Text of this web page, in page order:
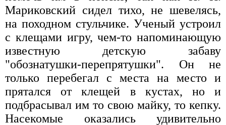
Мариковский сидел тихо, не шевелясь,
на походном стульчике. Ученый устроил
с клещами игру, чем-то напоминающую
известную детскую забаву
"обознатушки-перепрятушки". Он не
только перебегал с места на место и
прятался от клещей в кустах, но и
подбрасывал им то свою майку, то кепку.
Насекомые оказались удивительно